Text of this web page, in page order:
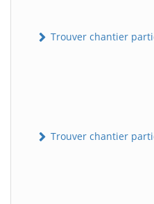
Trouver chantier
Trouver chantier